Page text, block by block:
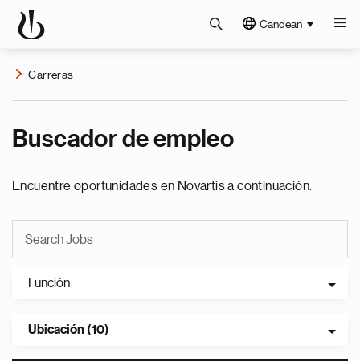
Candean
Carreras
Buscador de empleo
Encuentre oportunidades en Novartis a continuación.
Función
Ubicación (10)